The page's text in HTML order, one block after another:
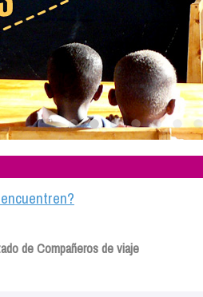
de Compañeros de viaje